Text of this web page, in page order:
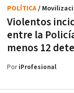
Violentos
entre la
menos 12
POLÍTICA/
PoriProfesional